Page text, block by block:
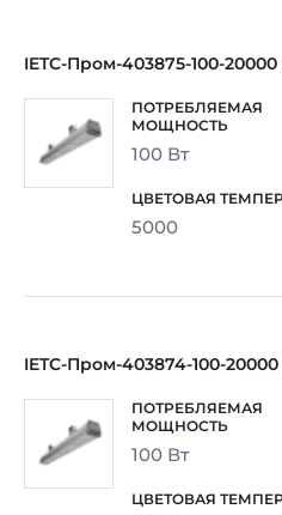
IETC-Пром-403875-100-
100 Вт
5000
IETC-Пром-403874-100-
100 Вт